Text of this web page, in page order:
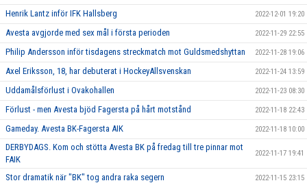
Henrik Lantz inför IFK Hallsberg 2022-12-01 19:20
Avesta avgjorde med sex mål i första perioden 2022-11-29 22:55
Philip Andersson inför tisdagens streckmatch mot Guldsmedshyttan 2022-11-28 19:06
Axel Eriksson, 18, har debuterat i HockeyAllsvenskan 2022-11-24 13:59
Uddamålsförlust i Ovakohallen 2022-11-23 08:30
Förlust - men Avesta bjöd Fagersta på hårt motstånd 2022-11-18 22:43
Gameday. Avesta BK-Fagersta AIK 2022-11-18 10:00
DERBYDAGS. Kom och stötta Avesta BK på fredag till tre pinnar mot
FAIK
2022-11-17 19:41
Stor dramatik när "BK" tog andra raka segern 2022-11-15 23:15